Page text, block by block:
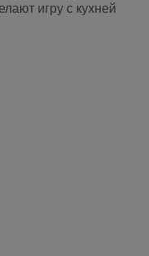
игру с кухней